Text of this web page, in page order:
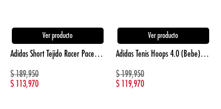
Ver producto
Adidas Short Tejido Racer Pacer morado de mujer para entrenamiento
$189,950
$ 113,970
Ver producto
Adidas Tenis Hoops 4.0 (Bebe) blanco de niño lifestyle
$199,950
$ 119,970